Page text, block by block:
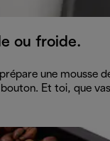
ou froide.
une mousse
bouton. Et toi, que